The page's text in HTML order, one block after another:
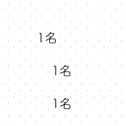
校 1名
1名
1名